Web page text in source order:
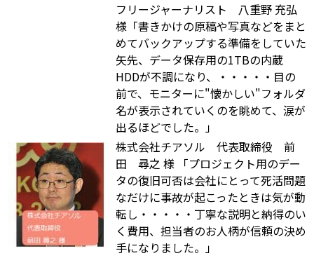
フリージャーナリスト 八重野 充弘
様 「書きかけの原稿や写真などをまと
めてバックアップする準備をしていた
矢先、データ保存用の1TBの内蔵
HDDが不調になり、・・・・・目の
前で、モニターに"懐かしい"フォルダ
名が表示されていくのを眺めて、涙が
出るほどでした。」
株式会社チアソル 代表取締役 前
田 尋之 様 「プロジェクト用のデー
タの復旧可否は会社にとって死活問題
なだけに事故が起こったときは気が動
転し・・・・・丁寧な説明と納得のい
く費用、担当者のお人柄が信頼の決め
手になりました。」